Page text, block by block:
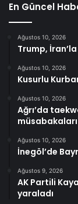
En Güncel
Ağustos 10, 2026
Trump,
Ağustos 10, 2026
Kusurlu
Ağustos 10, 2026
Ağrı’da
Ağustos 10, 2026
İnegöl’de
Ağustos 9, 2026
AK Partili
yaraladı